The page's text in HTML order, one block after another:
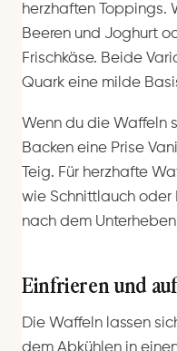
herzhaften Toppings.
Beeren und Joghurt
Frischkäse. Beide
Quark eine milde
Wenn du die Waffeln
Backen eine Prise
Teig. Für herzhafte
wie Schnittlauch oder
nach dem
Einfrieren und
Die Waffeln lassen